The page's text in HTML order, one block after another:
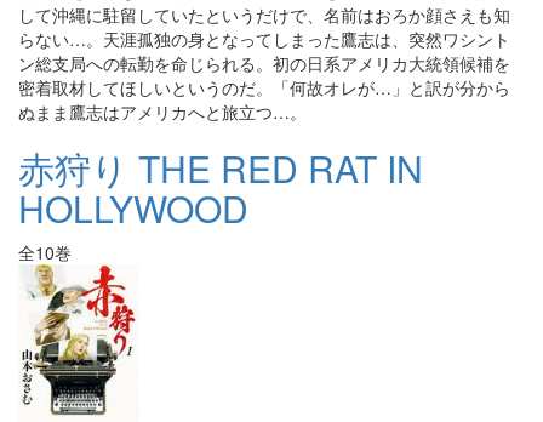
して沖縄に駐留していたというだけで、名前はおろか顔さえも知
らない…。天涯孤独の身となってしまった鷹志は、突然ワシント
ン総支局への転勤を命じられる。初の日系アメリカ大統領候補を
密着取材してほしいというのだ。「何故オレが…」と訳が分から
ぬまま鷹志はアメリカへと旅立つ…。
赤狩り THE RED RAT IN
HOLLYWOOD
全10巻